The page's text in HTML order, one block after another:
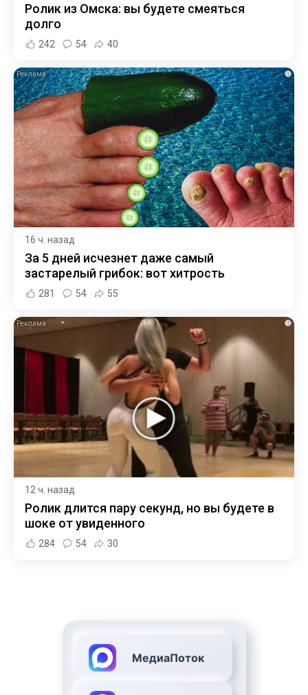
Ролик из Омска: вы будете смеяться
долго
242 54 40
i
16 ч. назад
За 5 дней исчезнет даже самый
застарелый грибок: вот хитрость
281 54 55
i
12 ч. назад
Ролик длится пару секунд, но вы будете в
шоке от увиденного
284 54 30
МедиаПоток